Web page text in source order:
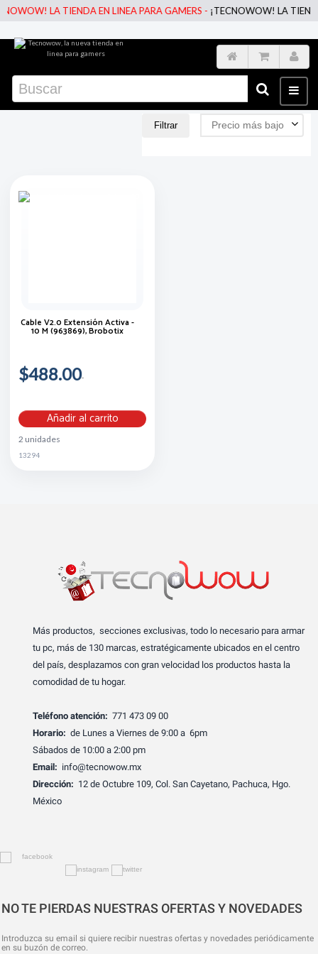
LA TIENDA EN LINEA PARA GAMERS - ¡TECNOWOW! LA
Filtrar Precio más bajo
Cable V2.0 Extensión Activa -
10 M (963869), Brobotix
$488.00
Añadir al carrito
2 unidades
13294
Más productos, secciones exclusivas, todo lo necesario para armar
tu pc, más de 130 marcas, estratégicamente ubicados en el centro
del país, desplazamos con gran velocidad los productos hasta la
comodidad de tu hogar.
Teléfono atención: 771 473 09 00
Horario: de Lunes a Viernes de 9:00 a 6pm
Sábados de 10:00 a 2:00 pm
Email: info@tecnowow.mx
Dirección: 12 de Octubre 109, Col. San Cayetano, Pachuca, Hgo.
México
NO TE PIERDAS NUESTRAS OFERTAS Y NOVEDADES
Introduzca su email si quiere recibir nuestras ofertas y novedades periódicamente
en su buzón de correo.